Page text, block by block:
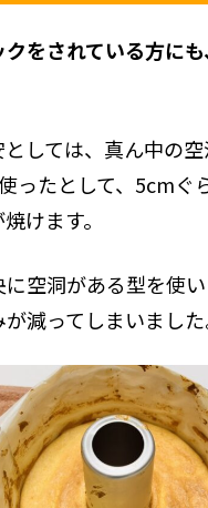
をされている方に
しては、真ん中の
ったとして、5cmぐ
けます。
空洞がある型を使
減ってしまいました